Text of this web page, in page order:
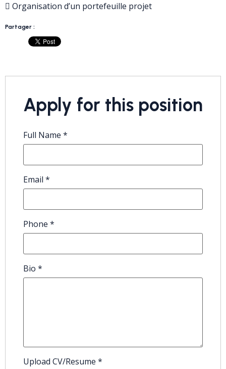
 Organisation d’un portefeuille projet
Partager :
Apply for this position
Full Name *
Email *
Phone *
Bio *
Upload CV/Resume *